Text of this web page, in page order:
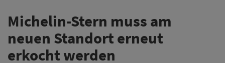
Michelin-Stern muss am
neuen Standort erneut
erkocht werden